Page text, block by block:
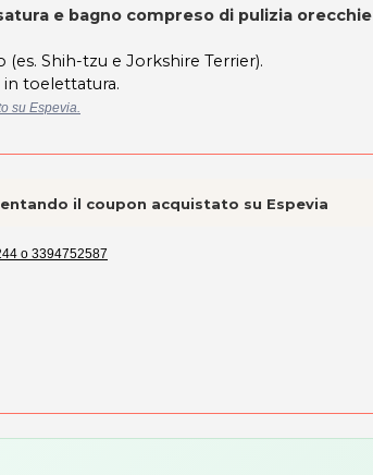
e bagno compreso di pulizia orecchie
Shih-tzu e Jorkshire Terrier).
in toelettatura.
su Espevia.
il coupon acquistato su Espevia
o 3394752587